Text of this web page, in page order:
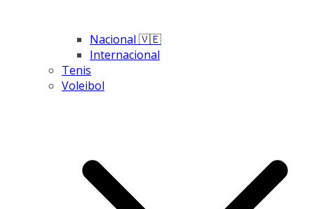
Nacional 🇻🇪
Internacional
Tenis
Voleibol